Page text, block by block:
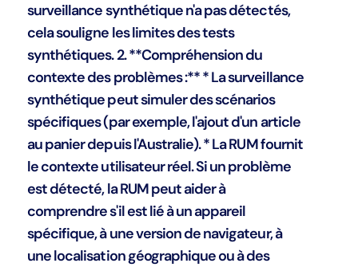
surveillance synthétique n'a pas détectés,
cela souligne les limites des tests
synthétiques. 2. **Compréhension du
contexte des problèmes :** * La surveillance
synthétique peut simuler des scénarios
spécifiques (par exemple, l'ajout d'un article
au panier depuis l'Australie). * La RUM fournit
le contexte utilisateur réel. Si un problème
est détecté, la RUM peut aider à
comprendre s'il est lié à un appareil
spécifique, à une version de navigateur, à
une localisation géographique ou à des